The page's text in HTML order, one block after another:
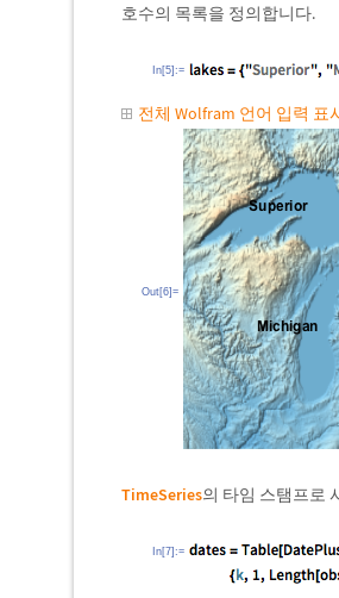
호수의 목록을 정의합니다.
In[5]:=
전체 Wolfram 언어 입력 표
Out[6]=
TimeSeries의 타임 스탬프로
In[7]:=